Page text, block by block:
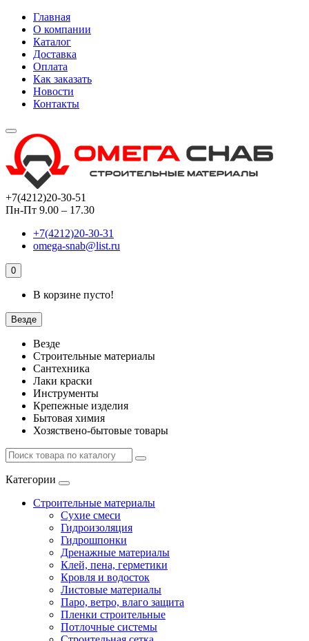
Главная
О компании
Каталог
Доставка
Оплата
Как заказать
Новости
Контакты
+7(4212)20-30-51
Пн-Пт 9.00 – 17.30
+7(4212)20-30-31
omega-snab@list.ru
0
В корзине пусто!
Везде
Везде
Строительные материалы
Сантехника
Лаки краски
Инструменты
Крепежные изделия
Бытовая химия
Хозяствено-бытовые товары
Категории
Строительные материалы
Сухие смеси
Гидроизоляция
Гидрошпонки
Дренажные материалы
Клей, пена, герметики
Кровля и водосток
Листовые материалы
Паро, ветро, влаго защита
Пленки строительные
Потлочные системы